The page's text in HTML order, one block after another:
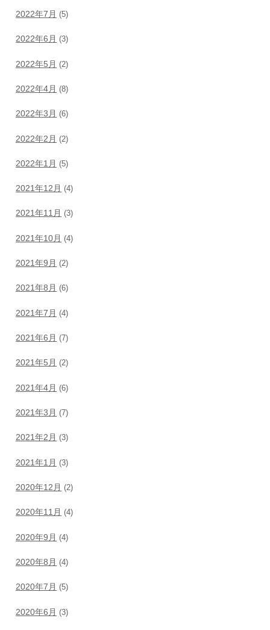
2022年7月 (5)
2022年6月 (3)
2022年5月 (2)
2022年4月 (8)
2022年3月 (6)
2022年2月 (2)
2022年1月 (5)
2021年12月 (4)
2021年11月 (3)
2021年10月 (4)
2021年9月 (2)
2021年8月 (6)
2021年7月 (4)
2021年6月 (7)
2021年5月 (2)
2021年4月 (6)
2021年3月 (7)
2021年2月 (3)
2021年1月 (3)
2020年12月 (2)
2020年11月 (4)
2020年9月 (4)
2020年8月 (4)
2020年7月 (5)
2020年6月 (3)